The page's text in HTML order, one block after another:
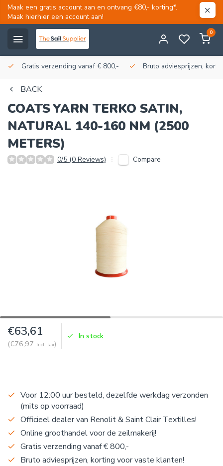
Maak een gratis account aan en ontvang €80,- korting*.
Maak hierhier een account aan!
0
Gratis verzending vanaf € 800,- Bruto adviesprijzen,
BACK
COATSYARN TERKO SATIN,
NATURAL 140-160 NM (2500
METERS)
0/5 (0 Reviews) Compare
€63,61
(€76,97 Incl. tax)
In stock
Voor 12:00 uur besteld, dezelfde werkdag verzonden
(mits op voorraad)
Officieel dealer van Renolit & Saint Clair Textilles!
Online groothandel voor de zeilmakerij!
Gratis verzending vanaf € 800,-
Bruto adviesprijzen, korting voor vaste klanten!